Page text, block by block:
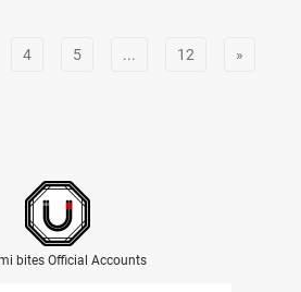
4 5 ... 12 »
bites Official Accounts